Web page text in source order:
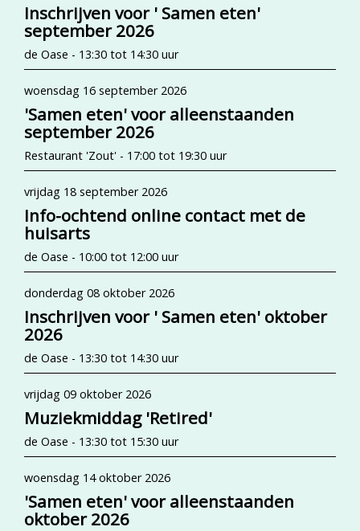
Inschrijven voor ' Samen eten'
september 2026
de Oase - 13:30 tot 14:30 uur
woensdag 16 september 2026
'Samen eten' voor alleenstaanden
september 2026
Restaurant 'Zout' - 17:00 tot 19:30 uur
vrijdag 18 september 2026
Info-ochtend online contact met de
huisarts
de Oase - 10:00 tot 12:00 uur
donderdag 08 oktober 2026
Inschrijven voor ' Samen eten' oktober
2026
de Oase - 13:30 tot 14:30 uur
vrijdag 09 oktober 2026
Muziekmiddag 'Retired'
de Oase - 13:30 tot 15:30 uur
woensdag 14 oktober 2026
'Samen eten' voor alleenstaanden
oktober 2026